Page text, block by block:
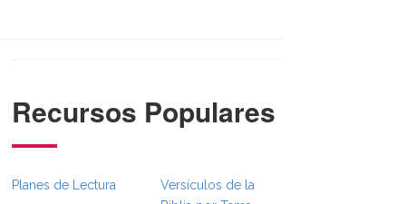
}} }} }}
Recursos Populares
Planes de Lectura
Versículos de la